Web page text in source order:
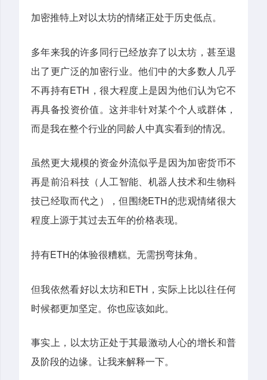
加密推特上对以太坊的情绪正处于历史低点。
多年来我的许多同行已经放弃了以太坊，甚至退
出了更广泛的加密行业。他们中的大多数人几乎
不再持有ETH，很大程度上是因为他们认为它不
再具备投资价值。这并非针对某个个人或群体，
而是我在整个行业的同龄人中真实看到的情况。
虽然更大规模的资金外流似乎是因为加密货币不
再是前沿科技（人工智能、机器人技术和生物科
技已经取而代之），但围绕ETH的悲观情绪很大
程度上源于其过去五年的价格表现。
持有ETH的体验很糟糕。无需拐弯抹角。
但我依然看好以太坊和ETH，实际上比以往任何
时候都更加坚定。你也应该如此。
事实上，以太坊正处于其最激动人心的增长和普
及阶段的边缘。让我来解释一下。